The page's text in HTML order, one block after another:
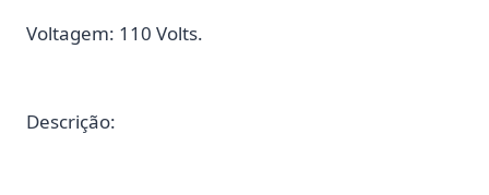
Voltagem: 110 Volts.
Descrição: